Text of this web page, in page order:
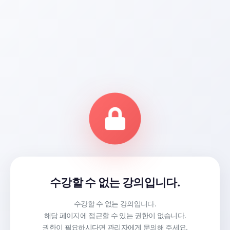
수강할 수 없는 강의입니다.
수강할 수 없는 강의입니다.
해당 페이지에 접근할 수 있는 권한이 없습니다.
권한이 필요하시다면 관리자에게 문의해 주세요.